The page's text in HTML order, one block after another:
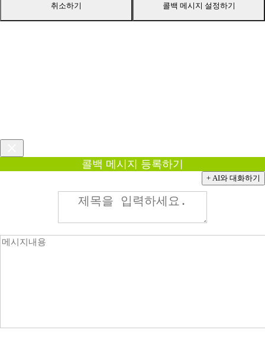
취소하기 콜백 메시지 설정하기
콜백 메시지 등록하기
+ AI와 대화하기